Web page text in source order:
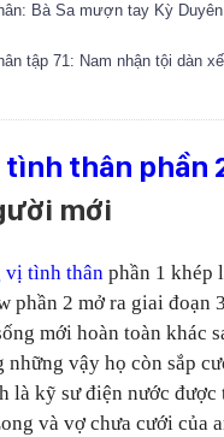
Bà Sa mượn tay Kỳ
tập 71: Nam nhận tội dàn
thân phần
mới
vị tình thân phần 1 khép
phần 2 mở ra giai đoạn
mới hoàn toàn khác
những vậy họ còn sắp
là kỹ sư điện nước
và vợ chưa cưới của